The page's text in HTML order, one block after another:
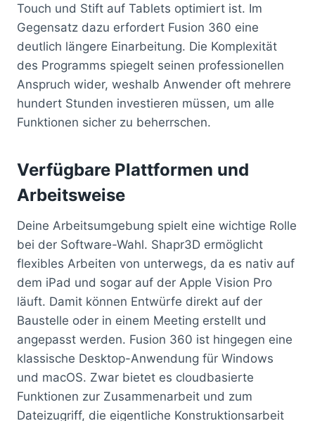
Touch und Stift auf Tablets optimiert ist. Im
Gegensatz dazu erfordert Fusion 360 eine
deutlich längere Einarbeitung. Die Komplexität
des Programms spiegelt seinen professionellen
Anspruch wider, weshalb Anwender oft mehrere
hundert Stunden investieren müssen, um alle
Funktionen sicher zu beherrschen.
Verfügbare Plattformen und
Arbeitsweise
Deine Arbeitsumgebung spielt eine wichtige Rolle
bei der Software-Wahl. Shapr3D ermöglicht
flexibles Arbeiten von unterwegs, da es nativ auf
dem iPad und sogar auf der Apple Vision Pro
läuft. Damit können Entwürfe direkt auf der
Baustelle oder in einem Meeting erstellt und
angepasst werden. Fusion 360 ist hingegen eine
klassische Desktop-Anwendung für Windows
und macOS. Zwar bietet es cloudbasierte
Funktionen zur Zusammenarbeit und zum
Dateizugriff, die eigentliche Konstruktionsarbeit